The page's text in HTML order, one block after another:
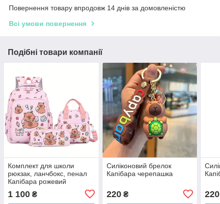
Повернення товару впродовж 14 днів за домовленістю
Всі умови повернення
Подібні товари компанії
Комплект для школи
рюкзак, ланчбокс, пенал
Капібара рожевий
1 100 ₴
Силіконовий брелок
Капібара черепашка
220₴ 220